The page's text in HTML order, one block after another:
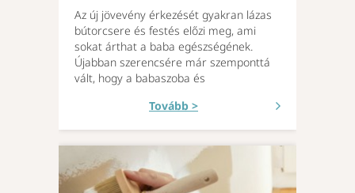
Az új jövevény érkezését gyakran lázas
bútorcsere és festés előzi meg, ami
sokat árthat a baba egészségének.
Újabban szerencsére már szemponttá
vált, hogy a babaszoba és
Tovább >